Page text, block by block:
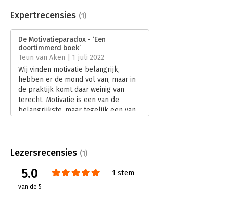
Uitgever:
Business Contact
Verschijningsdatum:
Hoofdrubriek: Organisatiekunde
Expertrecensies (1)
De Motivatieparadox - ‘Een
doortimmerd boek’
Teun van Aken | 1 juli 2022
Wij vinden motivatie belangrijk,
hebben er de mond vol van, maar in
de praktijk komt daar weinig van
terecht. Motivatie is een van de
belangrijkste, maar tegelijk een van
jewelste. Hij schreef er een boek
Lees verder
Lezersrecensies (1)
5.0
van de 5
1 stem